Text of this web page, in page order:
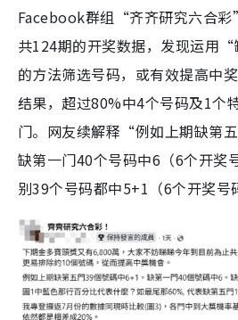
Facebook群组“齐齐研究六合
共124期的开奖数据，发现运用
的方法筛选号码，或有效提高中
结果，超过80%中4个号码及1个
门。网友续解释“例如上期缺第
缺第一门40个号码中6（6个开奖
别39个号码都中5+1（6个开奖号